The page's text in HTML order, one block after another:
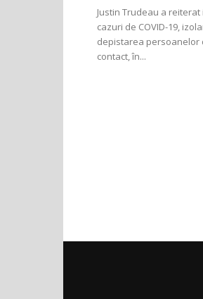
Justin Trudeau a
cazuri de COVID-19,
depistarea persoanelor
contact, în...